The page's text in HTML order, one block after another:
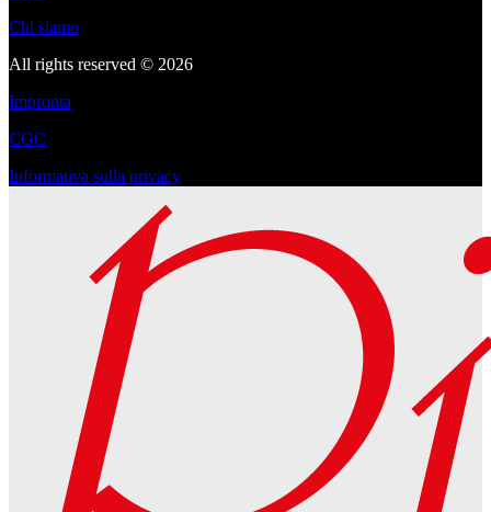
Chi siamo
All rights reserved © 2026
Impronta
CGC
Informativa sulla privacy